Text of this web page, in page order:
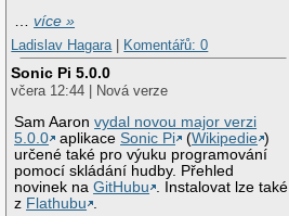
…více »
Ladislav Hagara
Komentářů: 0
Sonic Pi 5.0.0
včera 12:44 | Nová verze
Sam Aaronvydal novou major verzi
5.0.0
aplikaceSonic Pi (Wikipedie )
určené také pro výuku programování
pomocí skládání hudby. Přehled
novinek naGitHubu . Instalovat lze také
z Flathubu .